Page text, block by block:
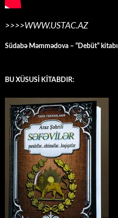
>>>>WWW.USTAC.AZ
Südabə Məmmədova – “Debüt” kitabı
BU XÜSUSİ KİTABDIR: